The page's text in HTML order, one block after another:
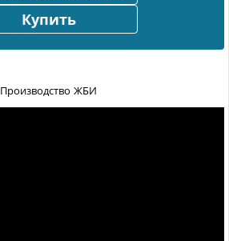
Купить
Производство ЖБИ